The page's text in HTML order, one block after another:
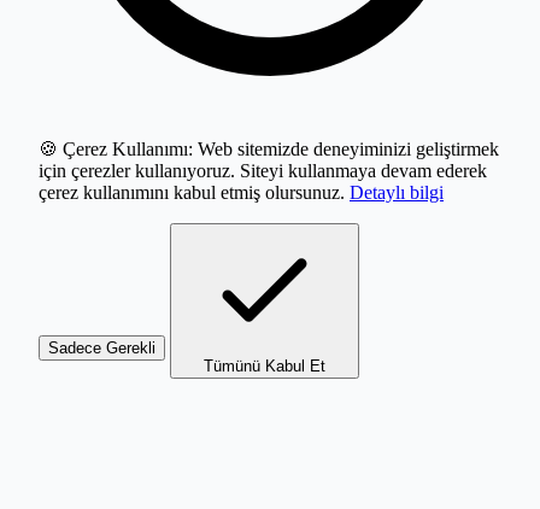
🍪 Çerez Kullanımı: Web sitemizde deneyiminizi geliştirmek
için çerezler kullanıyoruz. Siteyi kullanmaya devam ederek
çerez kullanımını kabul etmiş olursunuz. Detaylı bilgi
Sadece Gerekli
Tümünü Kabul Et